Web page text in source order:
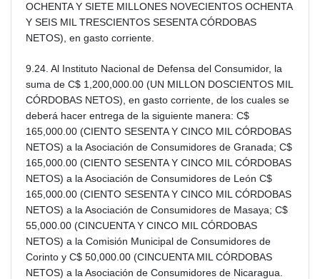
OCHENTA Y SIETE MILLONES NOVECIENTOS OCHENTA
Y SEIS MIL TRESCIENTOS SESENTA CÓRDOBAS
NETOS), en gasto corriente.
9.24. Al Instituto Nacional de Defensa del Consumidor, la
suma de C$ 1,200,000.00 (UN MILLON DOSCIENTOS MIL
CÓRDOBAS NETOS), en gasto corriente, de los cuales se
deberá hacer entrega de la siguiente manera: C$
165,000.00 (CIENTO SESENTA Y CINCO MIL CÓRDOBAS
NETOS) a la Asociación de Consumidores de Granada; C$
165,000.00 (CIENTO SESENTA Y CINCO MIL CÓRDOBAS
NETOS) a la Asociación de Consumidores de León C$
165,000.00 (CIENTO SESENTA Y CINCO MIL CÓRDOBAS
NETOS) a la Asociación de Consumidores de Masaya; C$
55,000.00 (CINCUENTA Y CINCO MIL CÓRDOBAS
NETOS) a la Comisión Municipal de Consumidores de
Corinto y C$ 50,000.00 (CINCUENTA MIL CÓRDOBAS
NETOS) a la Asociación de Consumidores de Nicaragua.